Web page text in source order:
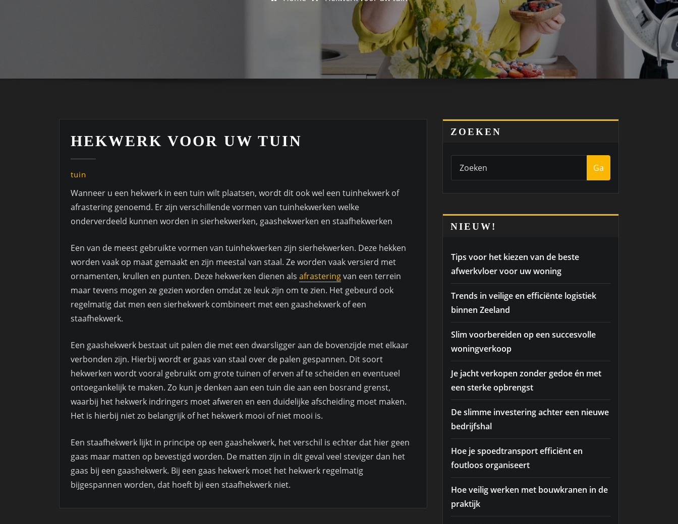
HEKWERK VOOR UW TUIN
tuin
Wanneer u een hekwerk in een tuin wilt plaatsen, wordt dit ook wel een tuinhekwerk of
afrastering genoemd. Er zijn verschillende vormen van tuinhekwerken welke
onderverdeeld kunnen worden in sierhekwerken, gaashekwerken en staafhekwerken
Een van de meest gebruikte vormen van tuinhekwerken zijn sierhekwerken. Deze hekken
worden vaak op maat gemaakt en zijn meestal van staal. Ze worden vaak versierd met
ornamenten, krullen en punten. Deze hekwerken dienen als afrasteringvan een terrein
maar tevens mogen ze gezien worden omdat ze leuk zijn om te zien. Het gebeurd ook
regelmatig dat men een sierhekwerk combineert met een gaashekwerk of een
staafhekwerk.
Een gaashekwerk bestaat uit palen die met een dwarsligger aan de bovenzijde met elkaar
verbonden zijn. Hierbij wordt er gaas van staal over de palen gespannen. Dit soort
hekwerken wordt vooral gebruikt om grote tuinen of erven af te scheiden en eventueel
ontoegankelijk te maken. Zo kun je denken aan een tuin die aan een bosrand grenst,
waarbij het hekwerk indringers moet afweren en een duidelijke afscheiding moet maken.
Het is hierbij niet zo belangrijk of het hekwerk mooi of niet mooi is.
Een staafhekwerk lijkt in principe op een gaashekwerk, het verschil is echter dat hier geen
gaas maar matten op bevestigd worden. De matten zijn in dit geval veel steviger dan het
gaas bij een gaashekwerk. Bij een gaas hekwerk moet het hekwerk regelmatig
bijgespannen worden, dat hoeft bji een staafhekwerk niet.
ZOEKEN
Ga
NIEUW!
Tips voor het kiezen van de beste
afwerkvloer voor uw woning
Trends in veilige en efficiënte logistiek
binnen Zeeland
Slim voorbereiden op een succesvolle
woningverkoop
Je jacht verkopen zonder gedoe én met
een sterke opbrengst
De slimme investering achter een nieuwe
bedrijfshal
Hoe je spoedtransport efficiënt en
foutloos organiseert
Hoe veilig werken met bouwkranen in de
praktijk